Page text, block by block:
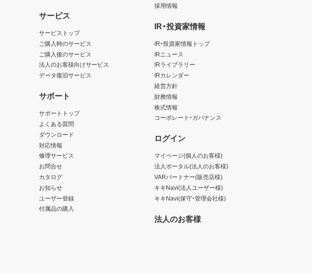
サービス
サービストップ
ご購入時のサービス
ご購入後のサービス
法人のお客様向けサービス
データ復旧サービス
サポート
サポートトップ
よくある質問
ダウンロード
対応情報
修理サービス
お問合せ
カタログ
お知らせ
ユーザー登録
付属品の購入
採用情報
IR・投資家情報
IR・投資家情報トップ
IRニュース
IRライブラリー
IRカレンダー
経営方針
財務情報
株式情報
コーポレート・ガバナンス
ログイン
マイページ(個人のお客様)
法人ポータル(法人のお客様)
VARパートナー(販売店様)
キキNavi(法人ユーザー様)
キキNavi(保守・管理会社様)
法人のお客様